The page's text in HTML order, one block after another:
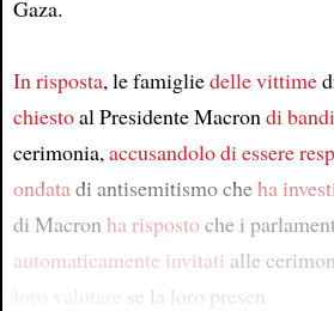
Gaza.
In risposta, le famigliedelle vittime
chiestoal Presidente Macron di
cerimonia, accusandolodi essere
ondata di antisemitismo cheha
di Macron ha rispostoche i
automaticamente invitati alle
loro valutare
se la loro presen